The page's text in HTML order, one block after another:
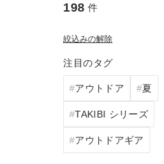
198 件
絞込みの解除
注目のタグ
アウトドア 夏
TAKIBI シリーズ
アウトドアギア